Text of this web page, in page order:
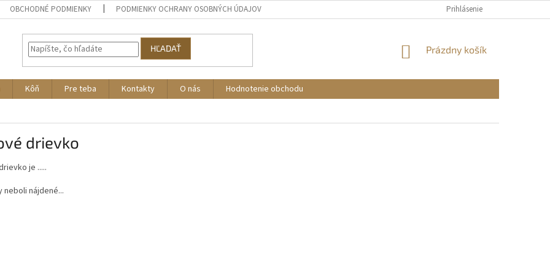
OBCHODNÉ PODMIENKY PODMIENKY OCHRANY OSOBNÝCH ÚDAJOV Prihlásenie
HĽADAŤ
NÁKUPNÝ
Prázdny košík
Kôň Pre teba Kontakty O nás
Hodnotenie obchodu
drievko
je .....
neboli nájdené...